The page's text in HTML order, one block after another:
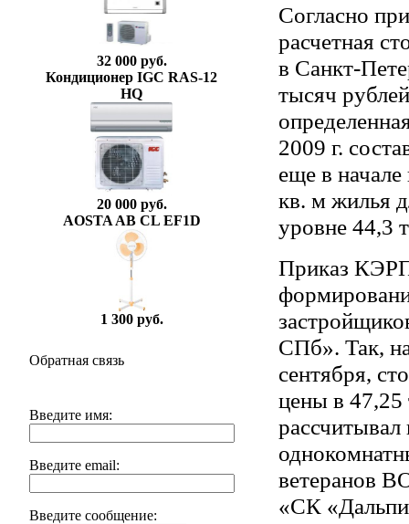
32 000 руб.
Кондиционер IGC RAS-12
HQ
20 000 руб.
AOSTA AB CL EF1D
1 300 руб.
Обратная связь
Введите имя:
Введите email:
Введите сообщение:
Согласно
расчетная
в Санкт-
тысяч
2009 г.
еще в
кв. м жилья
уровне 44,3
Приказ
СПб». Так,
сентября,
цены в 47,25
ветеранов
«СК